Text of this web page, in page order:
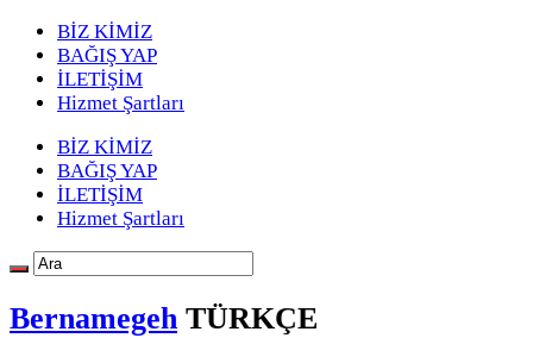
BİZ KİMİZ
BAĞIŞ YAP
İLETİŞİM
Hizmet Şartları
BİZ KİMİZ
BAĞIŞ YAP
İLETİŞİM
Hizmet Şartları
Bernamegeh TÜRKÇE